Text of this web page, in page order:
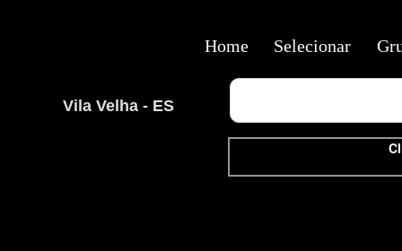
Vila Velha - ES
Home Selecionar